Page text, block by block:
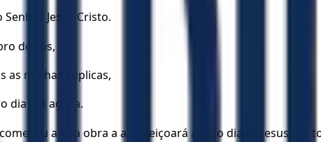
Senhor Jesus Cristo.
de vós,
as minhas súplicas,
dia até agora.
a boa obra a aperfeiçoará até ao dia de Jesus